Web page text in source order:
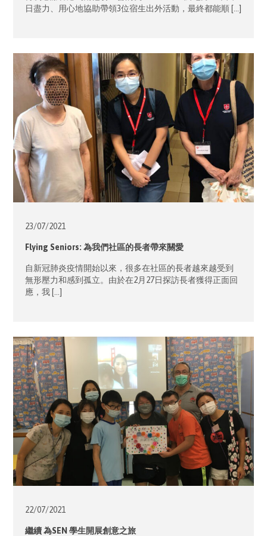
日盡力、用心地協助帶領3位宿生出外活動，最終都能順 […]
23/07/2021
Flying Seniors: 為我們社區的長者帶來關愛
自新冠肺炎疫情開始以來，很多在社區的長者越來越受到
無形壓力和感到孤立。由於在2月27日探訪長者獲得正面回
應，我 […]
22/07/2021
繼續 為SEN 學生開展創意之旅